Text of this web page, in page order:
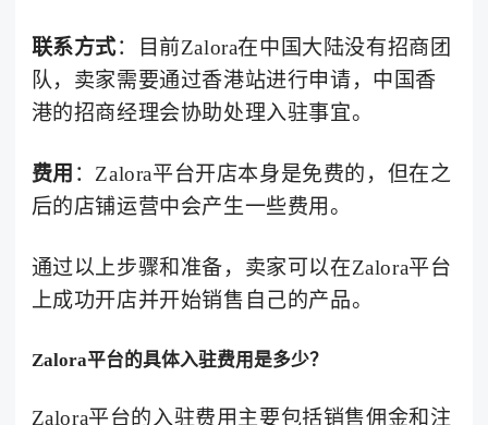
联系方式：目前Zalora在中国大陆没有招商团
队，卖家需要通过香港站进行申请，中国香
港的招商经理会协助处理入驻事宜。
费用 ：Zalora平台开店本身是免费的，但在之
后的店铺运营中会产生一些费用。
通过以上步骤和准备，卖家可以在Zalora平台
上成功开店并开始销售自己的产品。
Zalora平台的具体入驻费用是多少？
Zalora平台的入驻费用主要包括销售佣金和注